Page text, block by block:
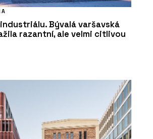
Bývalá varšavská
razantní, ale velmi citlivou